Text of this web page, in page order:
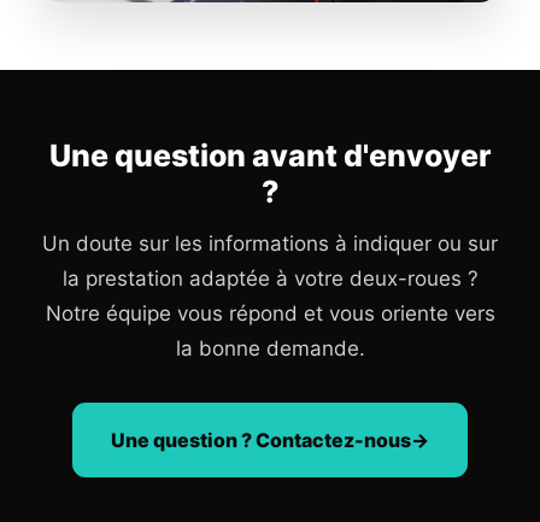
Une question avant d'envoyer
?
Un doute sur les informations à indiquer ou sur
la prestation adaptée à votre deux-roues ?
Notre équipe vous répond et vous oriente vers
la bonne demande.
Une question ? Contactez-nous